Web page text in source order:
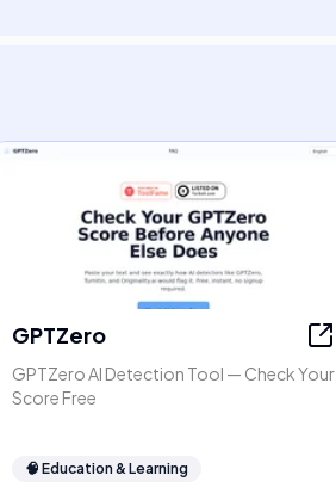
GPTZero
GPTZero AI Detection Tool — Check Your
Score Free
🧠 Education & Learning